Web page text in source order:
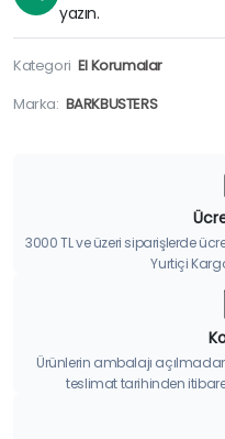
yazın.
Kategori El Korumalar
Marka: BARKBUSTERS
3000 TL ve üzeri siparişlerde
Yurtiçi
Ürünlerin ambalajı
teslimat tarihinden